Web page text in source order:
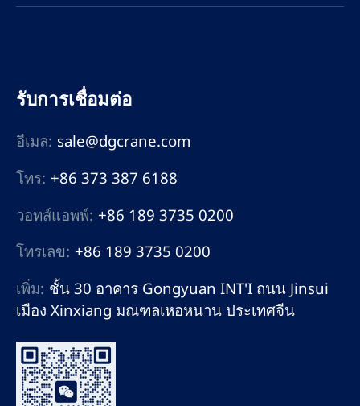
รับการเชื่อมต่อ
อีเมล: sale@dgcrane.com
โทร: +86 373 387 6188
วอทส์แอพพ์: +86 189 3735 0200
โทรเลข: +86 189 3735 0200
เพิ่ม: ชั้น 30 อาคาร Gongyuan INT'I ถนน Jinsui
เมือง Xinxiang มณฑลเหอหนาน ประเทศจีน